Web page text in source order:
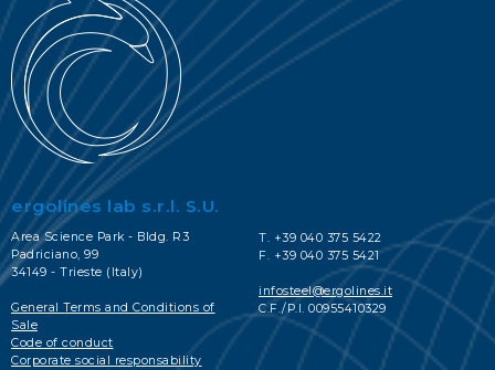
ergolines lab s.r.l. S.U.
Area Science Park - Bldg. R3
Padriciano, 99
34149 - Trieste (Italy)
General Terms and Conditions of
Sale
Code of conduct
Corporate social responsability
T. +39 040 375 5422
F. +39 040 375 5421
infosteel@ergolines.it
C.F./P.I. 00955410329